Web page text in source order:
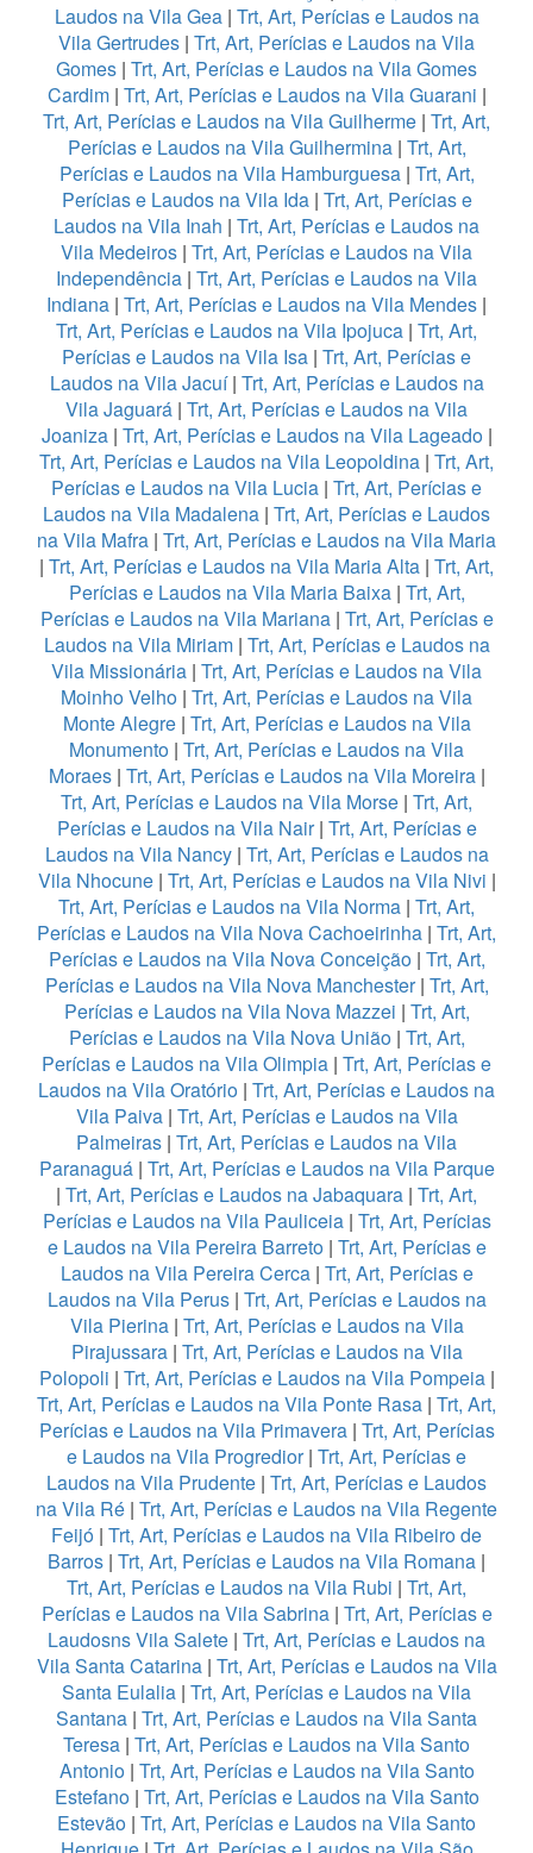
Laudos na Vila Gea| Trt, Art, Perícias e Laudos na
Vila Gertrudes | Trt, Art, Perícias e Laudos na Vila
Gomes | Trt, Art, Perícias e Laudos na Vila Gomes
Cardim| Trt, Art, Perícias e Laudos na Vila Guarani |
Trt, Art, Perícias e Laudos na Vila Guilherme | Trt, Art,
Perícias e Laudos na Vila Guilhermina| Trt, Art,
Perícias e Laudos na Vila Hamburguesa| Trt, Art,
Perícias e Laudos na Vila Ida| Trt, Art, Perícias e
Laudos na Vila Inah | Trt, Art, Perícias e Laudos na
Vila Medeiros | Trt, Art, Perícias e Laudos na Vila
Independência | Trt, Art, Perícias e Laudos na Vila
Indiana | Trt, Art, Perícias e Laudos na Vila Mendes |
Trt, Art, Perícias e Laudos na Vila Ipojuca | Trt, Art,
Perícias e Laudos na Vila Isa | Trt, Art, Perícias e
Laudos na Vila Jacuí| Trt, Art, Perícias e Laudos na
Vila Jaguará | Trt, Art, Perícias e Laudos na Vila
Joaniza| Trt, Art, Perícias e Laudos na Vila Lageado|
Trt, Art, Perícias e Laudos na Vila Leopoldina | Trt, Art,
Perícias e Laudos na Vila Lucia | Trt, Art, Perícias e
Laudos na Vila Madalena | Trt, Art, Perícias e Laudos
na Vila Mafra | Trt, Art, Perícias e Laudos na Vila Maria
| Trt, Art, Perícias e Laudos na Vila Maria Alta | Trt, Art,
Perícias e Laudos na Vila Maria Baixa| Trt, Art,
Perícias e Laudos na Vila Mariana| Trt, Art, Perícias e
Laudos na Vila Miriam| Trt, Art, Perícias e Laudos na
Vila Missionária | Trt, Art, Perícias e Laudos na Vila
Moinho Velho | Trt, Art, Perícias e Laudos na Vila
Monte Alegre| Trt, Art, Perícias e Laudos na Vila
Monumento | Trt, Art, Perícias e Laudos na Vila
Moraes| Trt, Art, Perícias e Laudos na Vila Moreira|
Trt, Art, Perícias e Laudos na Vila Morse | Trt, Art,
Perícias e Laudos na Vila Nair| Trt, Art, Perícias e
Laudos na Vila Nancy| Trt, Art, Perícias e Laudos na
Vila Nhocune| Trt, Art, Perícias e Laudos na Vila Nivi |
Trt, Art, Perícias e Laudos na Vila Norma | Trt, Art,
Perícias e Laudos na Vila Nova Cachoeirinha | Trt, Art,
Perícias e Laudos na Vila Nova Conceição| Trt, Art,
Perícias e Laudos na Vila Nova Manchester| Trt, Art,
Perícias e Laudos na Vila Nova Mazzei | Trt, Art,
Perícias e Laudos na Vila Nova União| Trt, Art,
Perícias e Laudos na Vila Olimpia | Trt, Art, Perícias e
Laudos na Vila Oratório | Trt, Art, Perícias e Laudos na
Vila Paiva| Trt, Art, Perícias e Laudos na Vila
Palmeiras | Trt, Art, Perícias e Laudos na Vila
Paranaguá| Trt, Art, Perícias e Laudos na Vila Parque
| Trt, Art, Perícias e Laudos na Jabaquara | Trt, Art,
Perícias e Laudos na Vila Pauliceia| Trt, Art, Perícias
e Laudos na Vila Pereira Barreto| Trt, Art, Perícias e
Laudos na Vila Pereira Cerca| Trt, Art, Perícias e
Laudos na Vila Perus| Trt, Art, Perícias e Laudos na
Vila Pierina| Trt, Art, Perícias e Laudos na Vila
Pirajussara| Trt, Art, Perícias e Laudos na Vila
Polopoli | Trt, Art, Perícias e Laudos na Vila Pompeia|
Trt, Art, Perícias e Laudos na Vila Ponte Rasa | Trt, Art,
Perícias e Laudos na Vila Primavera| Trt, Art, Perícias
e Laudos na Vila Progredior| Trt, Art, Perícias e
Laudos na Vila Prudente | Trt, Art, Perícias e Laudos
na Vila Ré | Trt, Art, Perícias e Laudos na Vila Regente
Feijó | Trt, Art, Perícias e Laudos na Vila Ribeiro de
Barros | Trt, Art, Perícias e Laudos na Vila Romana |
Trt, Art, Perícias e Laudos na Vila Rubi | Trt, Art,
Perícias e Laudos na Vila Sabrina| Trt, Art, Perícias e
Laudosns Vila Salete | Trt, Art, Perícias e Laudos na
Vila Santa Catarina| Trt, Art, Perícias e Laudos na Vila
Santa Eulalia | Trt, Art, Perícias e Laudos na Vila
Santana | Trt, Art, Perícias e Laudos na Vila Santa
Teresa | Trt, Art, Perícias e Laudos na Vila Santo
Antonio| Trt, Art, Perícias e Laudos na Vila Santo
Estefano| Trt, Art, Perícias e Laudos na Vila Santo
Estevão | Trt, Art, Perícias e Laudos na Vila Santo